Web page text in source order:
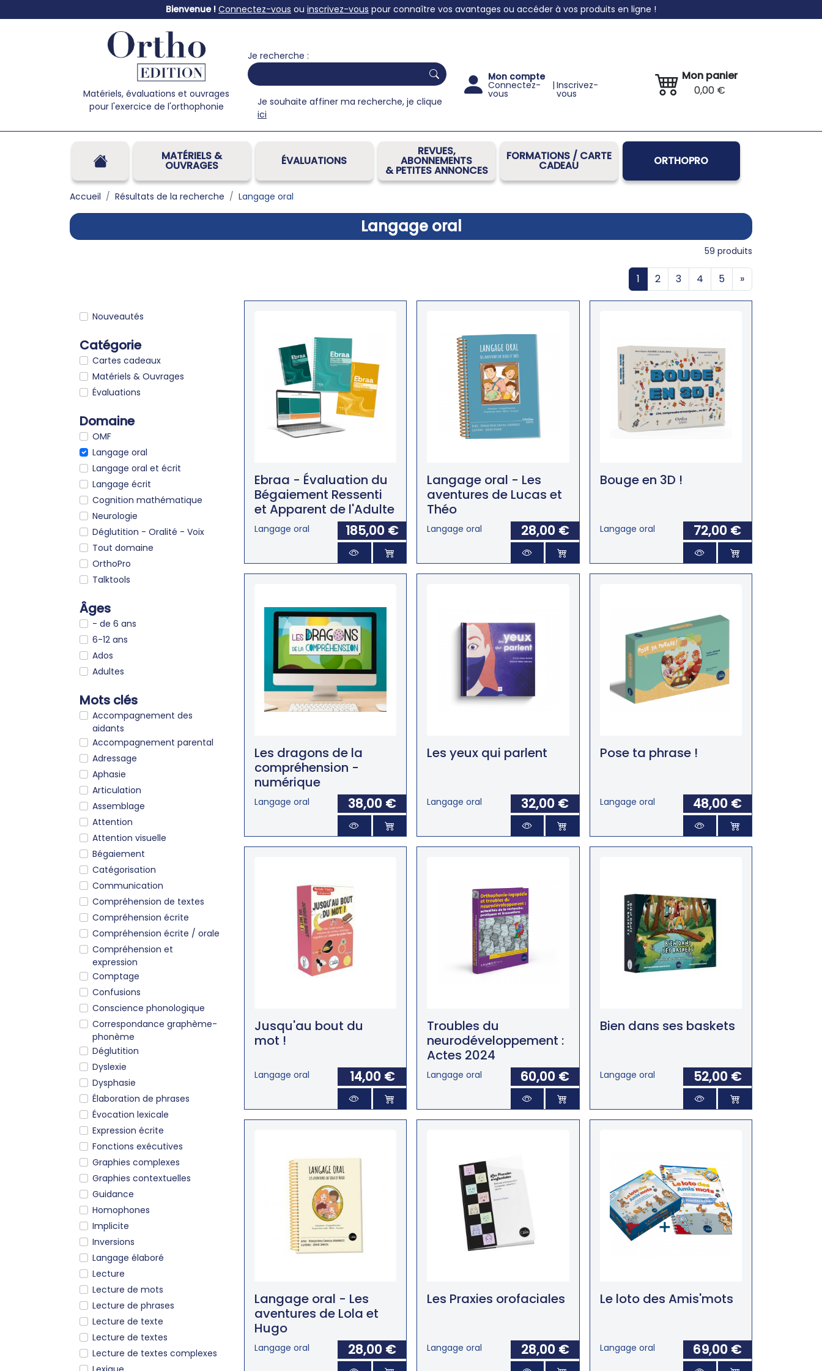
Bienvenue ! Connectez-vous ou inscrivez-vous pour connaître vos avantages ou accéder à vos produits en ligne !
Matériels, évaluations et ouvrages
pour l'exercice de l'orthophonie
Je recherche :
Je souhaite affiner ma recherche, je clique
ici
Mon compte
Connectez-
vous
| Inscrivez-
vous
Mon panier
0,00 €
MATÉRIELS &
OUVRAGES ÉVALUATIONS
REVUES,
ABONNEMENTS
& PETITES ANNONCES
FORMATIONS / CARTE
CADEAU ORTHOPRO
Accueil Résultats de la recherche Langage oral
Langage oral
59 produits
1 2 3 4 5 »
Nouveautés
Catégorie
Cartes cadeaux
Matériels & Ouvrages
Évaluations
Domaine
OMF
Langage oral
Langage oral et écrit
Langage écrit
Cognition mathématique
Neurologie
Déglutition - Oralité - Voix
Tout domaine
OrthoPro
Talktools
Âges
- de 6 ans
6-12 ans
Ados
Adultes
Mots clés
Accompagnement des
aidants
Accompagnement parental
Adressage
Aphasie
Articulation
Assemblage
Attention
Attention visuelle
Bégaiement
Catégorisation
Communication
Compréhension de textes
Compréhension écrite
Compréhension écrite / orale
Compréhension et
expression
Comptage
Confusions
Conscience phonologique
Correspondance graphème-
phonème
Déglutition
Dyslexie
Dysphasie
Élaboration de phrases
Évocation lexicale
Expression écrite
Fonctions exécutives
Graphies complexes
Graphies contextuelles
Guidance
Homophones
Implicite
Inversions
Langage élaboré
Lecture
Lecture de mots
Lecture de phrases
Lecture de texte
Lecture de textes
Lecture de textes complexes
Ebraa - Évaluation du
Bégaiement Ressenti
et Apparent de l'Adulte
Langage oral 185,00 €
Langage oral - Les
aventures de Lucas et
Théo
Langage oral 28,00 €
Bouge en 3D !
Langage oral 72,00 €
Les dragons de la
compréhension -
numérique
Langage oral 38,00 €
Les yeux qui parlent
Langage oral 32,00 €
Pose ta phrase !
Langage oral 48,00 €
Jusqu'au bout du
mot !
Langage oral 14,00 €
Troubles du
neurodéveloppement :
Actes 2024
Langage oral 60,00 €
Bien dans ses baskets
Langage oral 52,00 €
Langage oral - Les
aventures de Lola et
Hugo
Langage oral 28,00 €
Les Praxies orofaciales
Langage oral 28,00 €
Le loto des Amis'mots
Langage oral 69,00 €